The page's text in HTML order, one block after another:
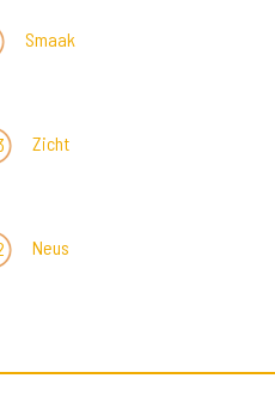
Smaak
Zicht
Neus